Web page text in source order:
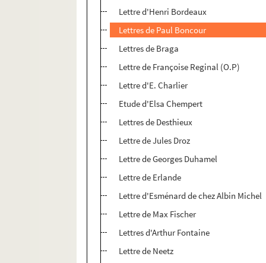
Lettre d'Henri Bordeaux
Lettres de Paul Boncour
Lettres de Braga
Lettre de Françoise Reginal (O.P)
Lettre d'E. Charlier
Etude d'Elsa Chempert
Lettres de Desthieux
Lettre de Jules Droz
Lettre de Georges Duhamel
Lettre de Erlande
Lettre d'Esménard de chez Albin Michel
Lettre de Max Fischer
Lettres d'Arthur Fontaine
Lettre de Neetz